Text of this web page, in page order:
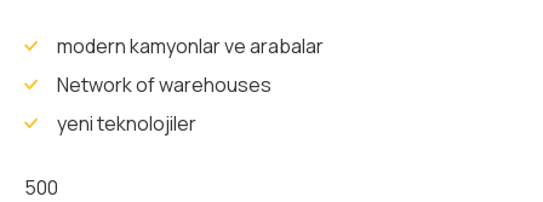
modern kamyonlar ve arabalar
Network of warehouses
yeni teknolojiler
500